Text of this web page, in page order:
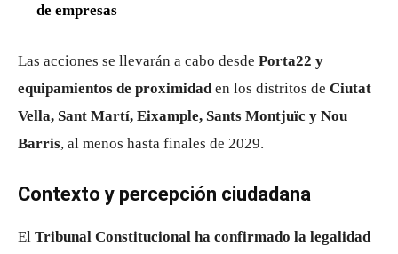
de empresas
Las acciones se llevarán a cabo desde Porta22 y
equipamientos de proximidad en los distritos de Ciutat
Vella, Sant Martí, Eixample, Sants Montjuïc y Nou
Barris, al menos hasta finales de 2029.
Contexto y percepción ciudadana
El Tribunal Constitucional ha confirmado la legalidad